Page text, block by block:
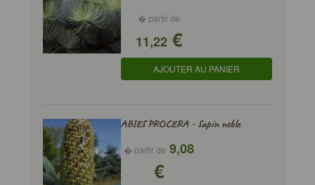
� partir de
11,22€
AJOUTER AU PANIER
ABIES PROCERA - Sapin noble
� partir de 9,08
€